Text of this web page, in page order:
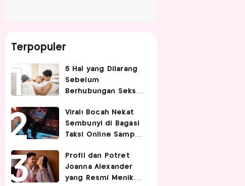
Terpopuler
5 Hal yang Dilarang
Sebelum
Berhubungan Seks
dan Aman
Viral! Bocah Nekat
Sembunyi di Bagasi
Taksi Online Sampai
Driver Kaget
Profil dan Potret
Joanna Alexander
yang Resmi Menikah